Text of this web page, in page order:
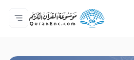
मुख्य
अनुवादों की सूची
Audio
अपडेट करने वालों की सेवाएँ - API
परियोजना के बारे में
हमसे सम्पर्क करें
भाषा